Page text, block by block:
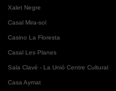
Xalet Negre
Casal Mira-sol
Casino La Floresta
Casal Les Planes
Sala Clavé - La Unió Centre Cultural
Casa Aymat